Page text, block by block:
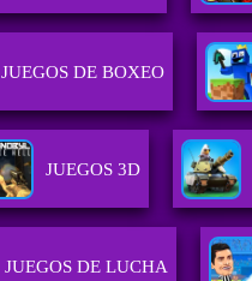
JUEGOS DE BOXEO
JUEGOS 3D
JUEGOS DE LUCHA